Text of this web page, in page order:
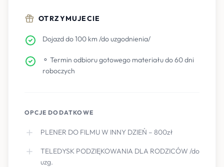
OTRZYMUJECIE
Dojazd do 100 km /do uzgodnienia/
⚬ Termin odbioru gotowego materiału do 60 dni
roboczych
OPCJE DODATKOWE
PLENER DO FILMU W INNY DZIEŃ – 800zł
TELEDYSK PODZIĘKOWANIA DLA RODZICÓW /do
uzg.